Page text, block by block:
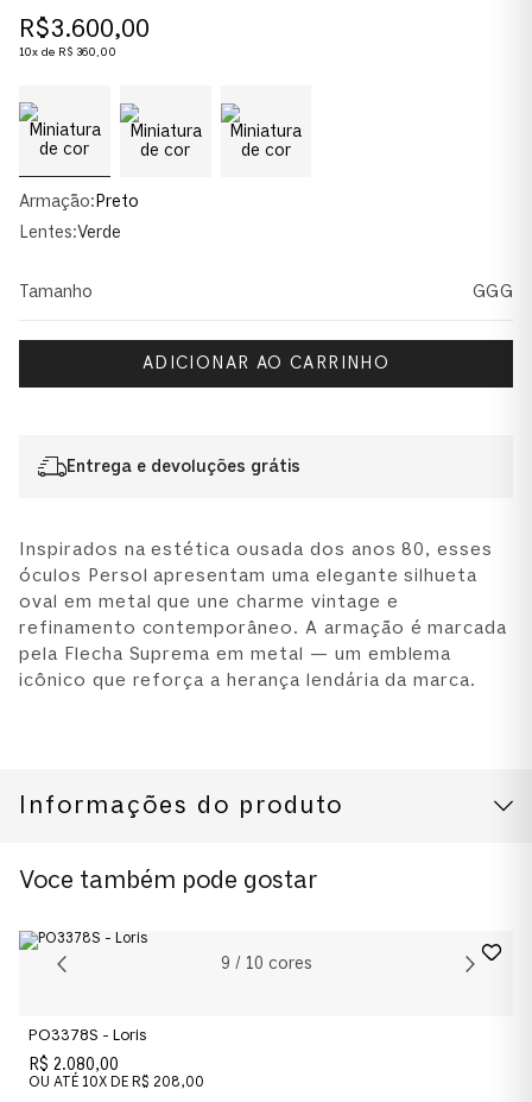
R$3.600,00
10x de R$ 360,00
Armação: Preto
Lentes:Verde
Tamanho GGG
ADICIONAR AO CARRINHO
Entrega e devoluções grátis
Inspirados na estética ousada dos anos 80, esses
óculos Persol apresentam uma elegante silhueta
oval em metal que une charme vintage e
refinamento contemporâneo. A armação é marcada
pela Flecha Suprema em metal — um emblema
icônico que reforça a herança lendária da marca.
Informações do produto
CUIDADOS COM O PRODUTO
0PO1024S
Cor da Armação
Cor das Lentes
Verde
Voce também pode gostar
9 / 10 cores
PO3378S - Loris
R$ 2.080,00
OU ATÉ 10X DE R$ 208,00